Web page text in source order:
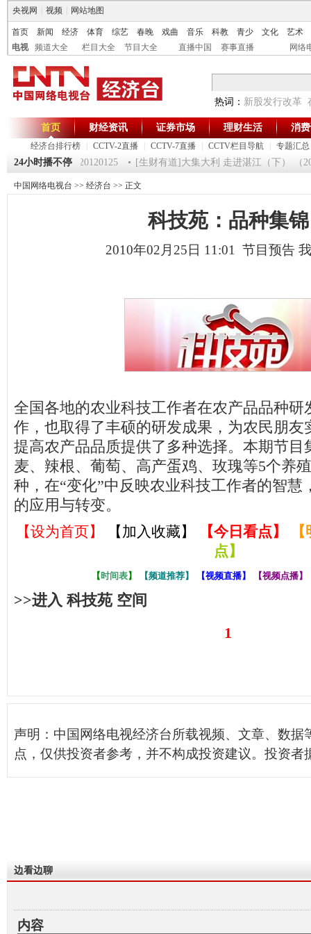
央视网 视频 网站地图
首页 新闻 经济 体育 综艺 春晚 戏曲 音乐 科教 青少 文化
艺术
电视
频道大全 栏目大全 节目大全 直播中国 赛事直播 网络
热词： 新股发行改革
首页
经济台排行榜 CCTV-2直播 CCTV-7直播 CCTV栏目导航 专题汇总
财经资讯 证券市场 理财生活 消
24小时播不停
《第一时间》 20120125 [生财有道]大集大利 走进湛江（下） （
中国网络电视台 >> 经济台 >> 正文
科技苑：品种集锦
2010年02月25日 11:01 节目预告
全国各地的农业科技工作者在农产品品种研
作，也取得了丰硕的研发成果，为农民朋友
提高农产品品质提供了多种选择。本期节目
麦、辣根、葡萄、高产蛋鸡、玫瑰等5个养
种，在“变化”中反映农业科技工作者的智慧
的应用与转变。
【设为首页】 【加入收藏】 【今日看点 】 【
点 】
【时间表】 【频道推荐】 【视频直播】 【视频点播】
>>进入 科技苑 空间
1
声明：中国网络电视经济台所载视频、文章、数据
点，仅供投资者参考，并不构成投资建议。投资者
边看边聊
内容